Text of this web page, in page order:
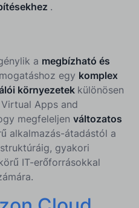
.
a megbízható és
egy komplex
környezetek különösen
Apps and
megfeleljen változatos
alkalmazás-átadástól a
gyakori
IT-erőforrásokkal